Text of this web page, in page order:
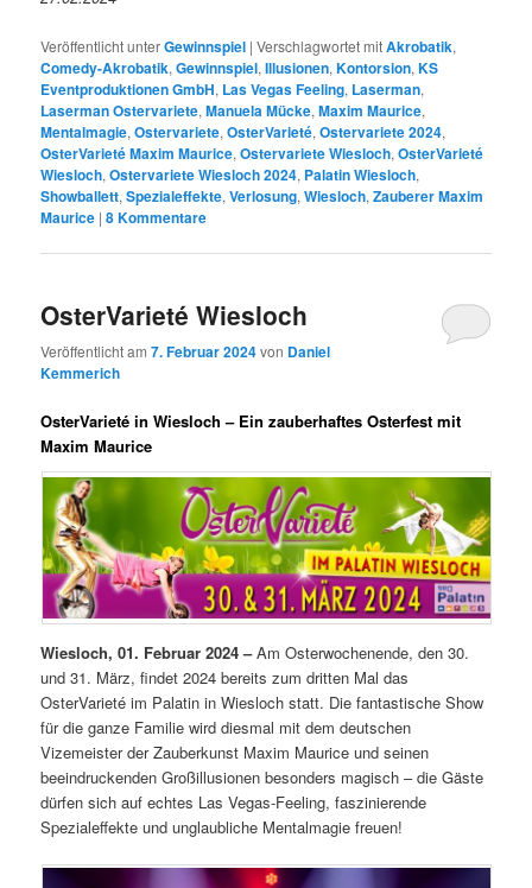
Veröffentlicht unterGewinnspiel |Verschlagwortet mitAkrobatik,
Comedy-Akrobatik,Gewinnspiel,Illusionen,Kontorsion,KS
Eventproduktionen GmbH, Las Vegas Feeling, Laserman,
Laserman Ostervariete,Manuela Mücke,Maxim Maurice,
Mentalmagie,Ostervariete,OsterVarieté,Ostervariete 2024,
OsterVarieté Maxim Maurice,Ostervariete Wiesloch,OsterVarieté
Wiesloch,Ostervariete Wiesloch 2024, Palatin Wiesloch,
Showballett,Spezialeffekte,Verlosung,Wiesloch,Zauberer Maxim
Maurice |8Kommentare
OsterVarieté Wiesloch
Veröffentlicht am7. Februar 2024von Daniel
Kemmerich
OsterVarieté in Wiesloch – Ein zauberhaftes Osterfest mit
Maxim Maurice
Wiesloch, 01. Februar 2024 –Am Osterwochenende, den 30.
und 31. März, findet 2024 bereits zum dritten Mal das
OsterVarieté im Palatin in Wiesloch statt. Die fantastische Show
für die ganze Familie wird diesmal mit dem deutschen
Vizemeister der Zauberkunst Maxim Maurice und seinen
beeindruckenden Großillusionen besonders magisch – die Gäste
dürfen sich auf echtes Las Vegas-Feeling, faszinierende
Spezialeffekte und unglaubliche Mentalmagie freuen!